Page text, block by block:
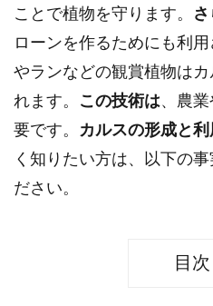
ことで植物を守ります。
ローンを作るためにも利用
やランなどの観賞植物は
れます。 この技術は、農業
要です。 カルスの形成と
く知りたい方は、以下の
ださい。
目次